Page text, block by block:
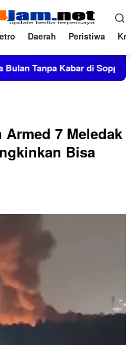
Daerah Peristiwa
Kabar di Soppeng
7 Meledak
Bisa